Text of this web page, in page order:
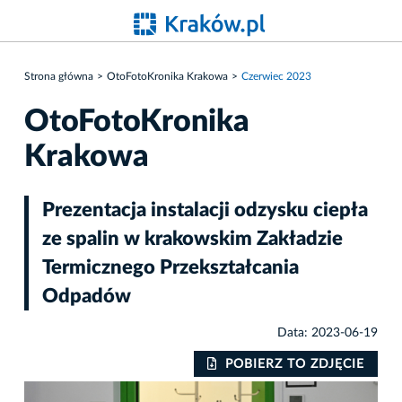
Strona główna OtoFotoKronika Krakowa Czerwiec 2023
OtoFotoKronika
Krakowa
Prezentacja instalacji odzysku ciepła
ze spalin w krakowskim Zakładzie
Termicznego Przekształcania
Odpadów
Data: 2023-06-19
POBIERZ TO ZDJĘCIE